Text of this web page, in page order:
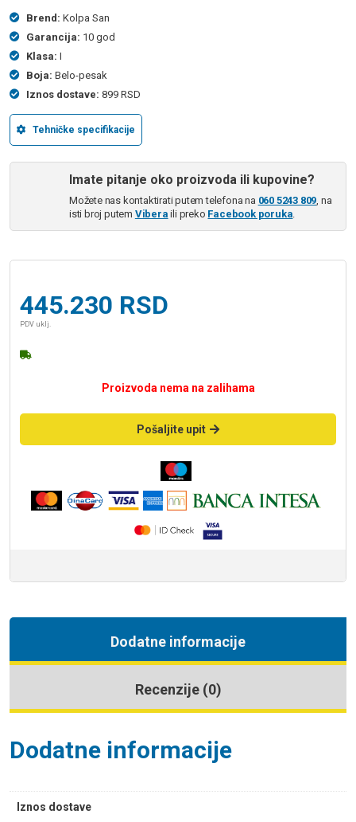
Brend: Kolpa San
Garancija: 10 god
Klasa: I
Boja: Belo-pesak
Iznos dostave: 899 RSD
Tehničke specifikacije
Imate pitanje oko proizvoda ili kupovine?
Možete nas kontaktirati putem telefona na 060 5243 809, na
isti broj putem Vibera ili preko Facebook poruka.
445.230 RSD
PDV uklj.
Proizvoda nema na zalihama
Pošaljite upit
Dodatne informacije
Recenzije (0)
Dodatne informacije
Iznos dostave